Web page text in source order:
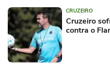
CRUZEIRO
Cruzeiro
contra o